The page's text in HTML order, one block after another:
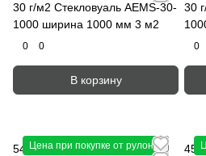
30 г/м2 Стекловуаль AEMS-30-
1000 ширина 1000 мм 3 м2
0 0
В корзину
30
0
Цена при покупке от рулона
54.90 руб.61 руб. -10%